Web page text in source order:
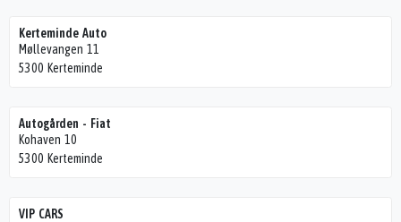
Kerteminde Auto
Møllevangen 11
5300 Kerteminde
Autogården - Fiat
Kohaven 10
5300 Kerteminde
VIP CARS